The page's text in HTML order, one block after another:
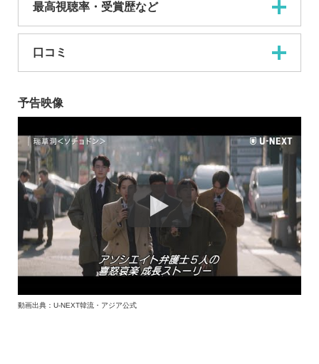
最高視聴率・受賞歴など
口コミ
予告映像
動画出典：U-NEXT韓流・アジア公式